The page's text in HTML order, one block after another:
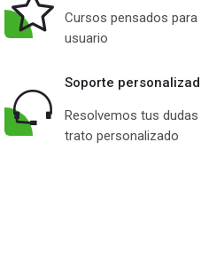
Cursos pensados para
usuario
Soporte
Resolvemos tus
trato personalizado